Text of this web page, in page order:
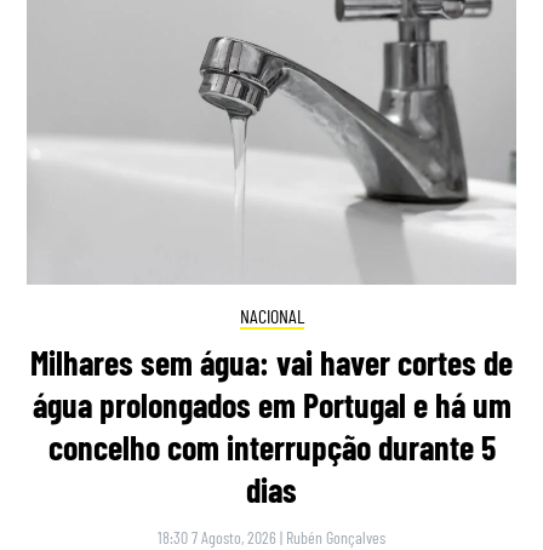
NACIONAL
Milhares sem água: vai haver cortes de
água prolongados em Portugal e há um
concelho com interrupção durante 5
dias
18:30 7 Agosto, 2026 | Rubén Gonçalves